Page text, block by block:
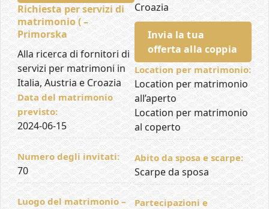
Richiesta per servizi di
matrimonio ( –
Primorska
Alla ricerca di fornitori di
servizi per matrimoni in
Italia, Austria e Croazia
Data del matrimonio
previsto:
2024-06-15
Numero degli invitati:
70
Luogo del matrimonio –
Croazia
Invia la tua
offerta alla coppia
Location per matrimonio:
Location per matrimonio
all’aperto
Location per matrimonio
al coperto
Abito da sposa e scarpe:
Scarpe da sposa
Partecipazioni e